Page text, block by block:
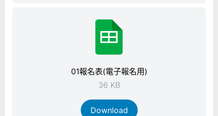
01報名表(電子報名用)
36 KB
Download